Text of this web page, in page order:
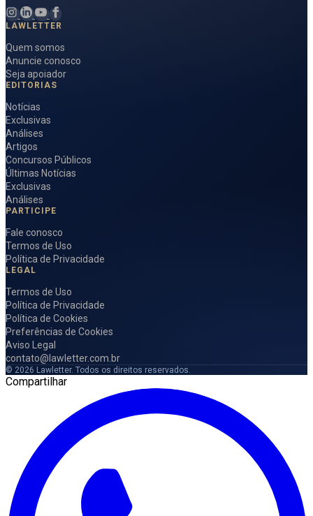
LAWLETTER
Quem somos
Anuncie conosco
Seja apoiador
EDITORIAS
Notícias
Exclusivas
Análises
Artigos
Concursos Públicos
Últimas Notícias
Exclusivas
Análises
PARTICIPE
Fale conosco
Termos de Uso
Política de Privacidade
LEGAL
Termos de Uso
Política de Privacidade
Política de Cookies
Preferências de Cookies
Aviso Legal
contato@lawletter.com.br
© 2026 Lawletter. Todos os direitos reservados.
Compartilhar